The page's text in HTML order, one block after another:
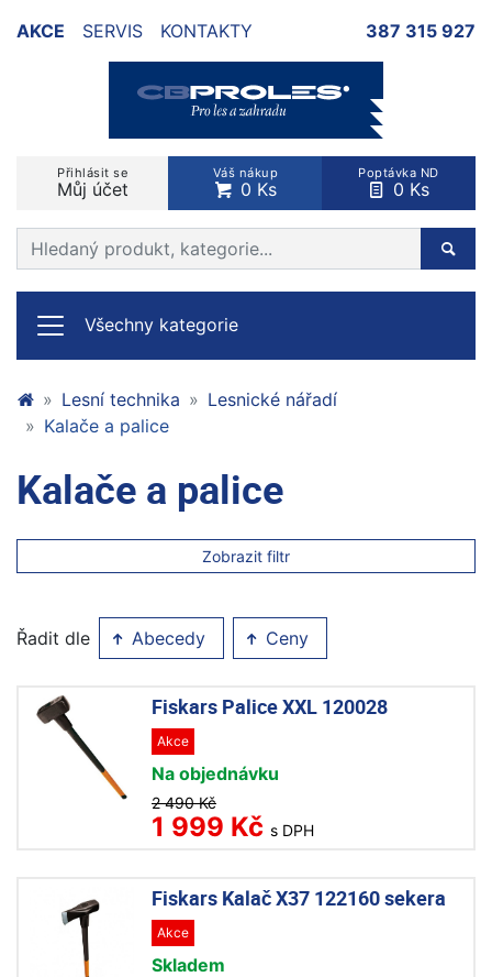
AKCE SERVIS KONTAKTY 387 315 927
Přihlásit se
Můj účet
Váš nákup
0 Ks
Poptávka ND
0 Ks
Prohledat web
Všechny kategorie
Lesní technika
Lesnické nářadí
Kalače a palice
Kalače a palice
Zobrazit filtr
Řadit dle Abecedy Ceny
Fiskars Palice XXL 120028
Akce
Na objednávku
2 490 Kč
1 999 Kč s DPH
Fiskars Kalač X37 122160 sekera
Akce
Skladem